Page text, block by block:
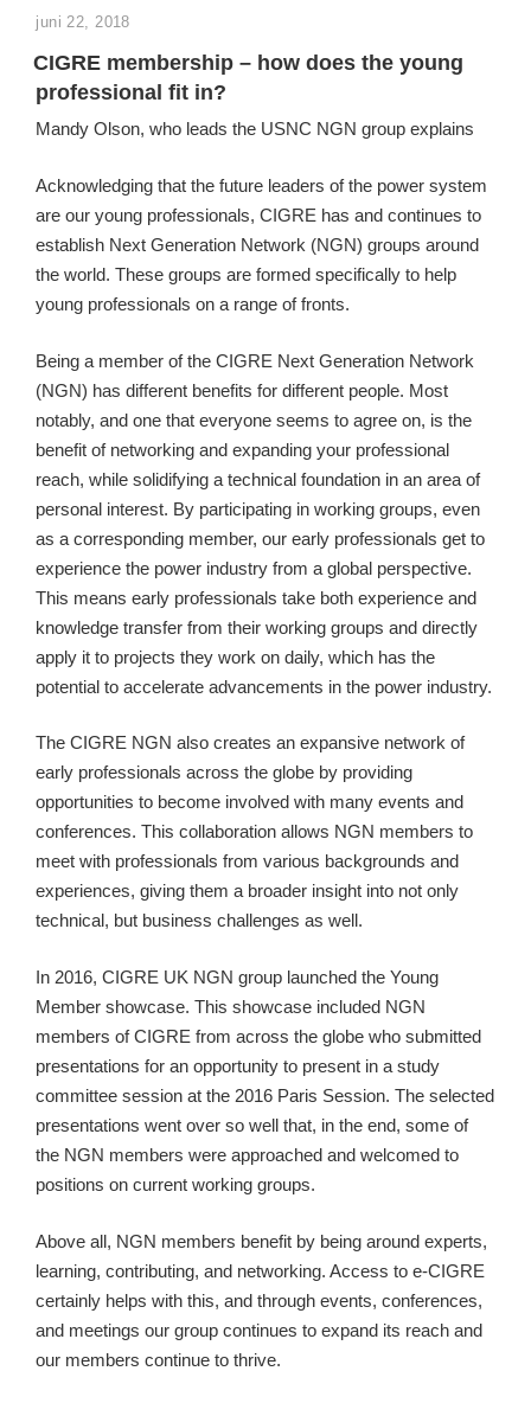
GEPLAATST
juni 22, 2018
CIGRE membership – how does the young
professional fit in?
Mandy Olson, who leads the USNC NGN group explains
Acknowledging that the future leaders of the power system
are our young professionals, CIGRE has and continues to
establish Next Generation Network (NGN) groups around
the world. These groups are formed specifically to help
young professionals on a range of fronts.
Being a member of the CIGRE Next Generation Network
(NGN) has different benefits for different people. Most
notably, and one that everyone seems to agree on, is the
benefit of networking and expanding your professional
reach, while solidifying a technical foundation in an area of
personal interest. By participating in working groups, even
as a corresponding member, our early professionals get to
experience the power industry from a global perspective.
This means early professionals take both experience and
knowledge transfer from their working groups and directly
apply it to projects they work on daily, which has the
potential to accelerate advancements in the power industry.
The CIGRE NGN also creates an expansive network of
early professionals across the globe by providing
opportunities to become involved with many events and
conferences. This collaboration allows NGN members to
meet with professionals from various backgrounds and
experiences, giving them a broader insight into not only
technical, but business challenges as well.
In 2016, CIGRE UK NGN group launched the Young
Member showcase. This showcase included NGN
members of CIGRE from across the globe who submitted
presentations for an opportunity to present in a study
committee session at the 2016 Paris Session. The selected
presentations went over so well that, in the end, some of
the NGN members were approached and welcomed to
positions on current working groups.
Above all, NGN members benefit by being around experts,
learning, contributing, and networking. Access to e-CIGRE
certainly helps with this, and through events, conferences,
and meetings our group continues to expand its reach and
our members continue to thrive.